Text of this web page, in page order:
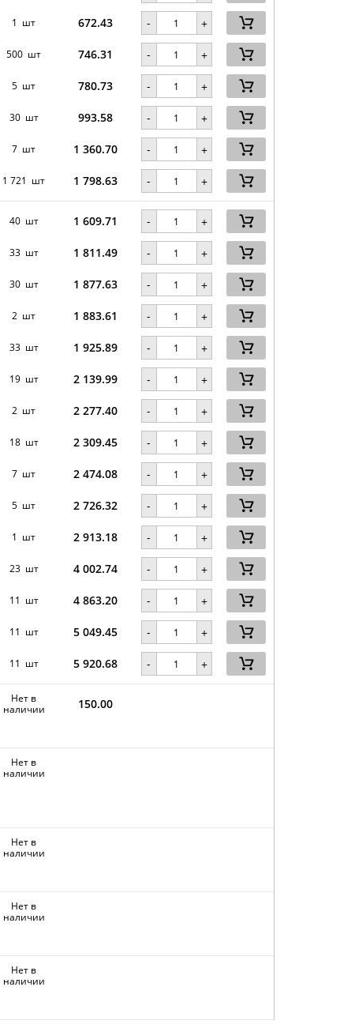
1 шт 672.43 - +
500 шт 746.31 - +
5 шт 780.73 - +
30 шт 993.58 - +
7 шт 1 360.70 - +
1 721 шт 1 798.63 - +
40 шт 1 609.71 - +
33 шт 1 811.49 - +
30 шт 1 877.63 - +
2 шт 1 883.61 - +
33 шт 1 925.89 - +
19 шт 2 139.99 - +
2 шт 2 277.40 - +
18 шт 2 309.45 - +
7 шт 2 474.08 - +
5 шт 2 726.32 - +
1 шт 2 913.18 - +
23 шт 4 002.74 - +
11 шт 4 863.20 - +
11 шт 5 049.45 - +
11 шт 5 920.68 - +
Нет в
наличии
150.00
Нет в
наличии
Нет в
наличии
Нет в
наличии
Нет в
наличии